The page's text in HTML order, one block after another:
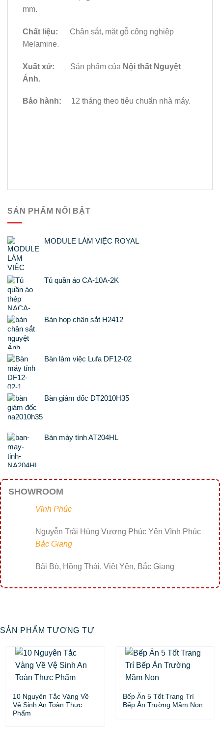
mm.
Chất liệu:
Chân sắt, mặt gỗ công nghiệp
Melamine.
Xuất xứ: Sản phẩm của Nội thất Nguyệt
Ánh.
Bảo hành: 12 tháng theo tiêu chuẩn nhà máy.
SẢN PHẨM NỔI BẬT
MODULE LÀM VIỆC ROYAL
Tủ quần áo CA-10A-2K
Bàn họp chân sắt H2412
Bàn làm việc Lufa DF12-02
Bàn giám đốc DT2010H35
Bàn máy tính AT204HL
SHOWROOM
Vĩnh Phúc
Nguyễn Trãi Hùng Vương Phúc Yên Vĩnh Phúc
Bắc Giang
Bãi Bò, Hồng Thái, Việt Yên, Bắc Giang
SẢN PHẨM TƯƠNG TỰ
10 Nguyên Tắc Vàng Về
Vệ Sinh An Toàn Thực
Phẩm
Bếp Ăn 5 Tốt Trang Trí
Bếp Ăn Trường Mầm Non